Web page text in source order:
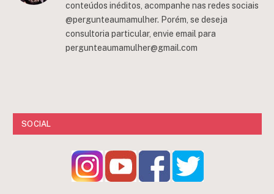
conteúdos inéditos, acompanhe nas redes sociais
@pergunteaumamulher. Porém, se deseja
consultoria particular, envie email para
pergunteaumamulher@gmail.com
SOCIAL